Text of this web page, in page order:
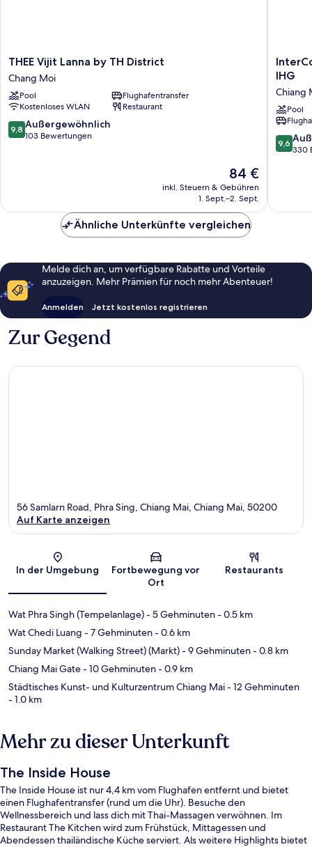
THEE
Vijit
Lanna
by
TH
District
Chang
THEE Vijit Lanna by TH District
Chang Moi
Pool
Flughafentransfer
Kostenloses WLAN
Restaurant
9.8
von
9,8 Außergewöhnlich
103 Bewertungen
Der
Preis
beträgt
84 €
inkl. Steuern & Gebühren
1. Sept.–2. Sept.
Chiang
The
Mae
Ping
by
IHG
IHG
Chiang
Pool
9.6
von
9,6
330
Ähnliche Unterkünfte vergleichen
Melde dich an, um verfügbare Rabatte und Vorteile
anzuzeigen. Mehr Prämien für noch mehr Abenteuer!
Anmelden Jetzt kostenlos registrieren
Zur Gegend
Karte
56 Samlarn Road, Phra Sing, Chiang Mai, Chiang Mai, 50200
Auf Karte anzeigen
In der Umgebung
Fortbewegung vor
Ort
Restaurants
Wat Phra Singh (Tempelanlage)- 5 Gehminuten- 0.5 km
Wat Chedi Luang - 7 Gehminuten- 0.6 km
Sunday Market (Walking Street) (Markt)- 9 Gehminuten- 0.8 km
Chiang Mai Gate- 10 Gehminuten- 0.9 km
Städtisches Kunst- und Kulturzentrum Chiang Mai- 12 Gehminuten
- 1.0 km
Mehr zu dieser Unterkunft
The Inside House
The Inside House ist nur 4,4 km vom Flughafen entfernt und bietet
einen Flughafentransfer (rund um die Uhr). Besuche den
Wellnessbereich und lass dich mit Thai-Massagen verwöhnen. Im
Restaurant The Kitchen wird zum Frühstück, Mittagessen und
Abendessen thailändische Küche serviert. Als weitere Highlights bietet